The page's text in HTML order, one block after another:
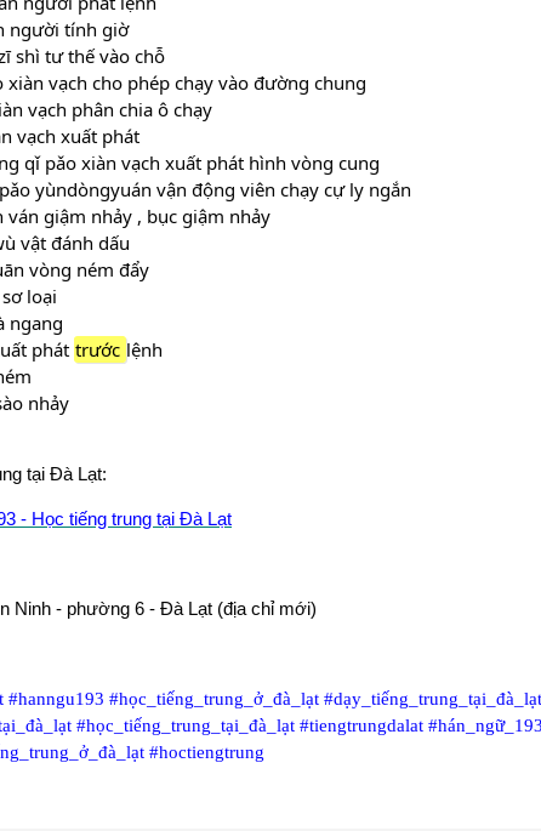
người tính giờ
shì tư thế vào chỗ
xiàn vạch cho phép chạy vào đường chung
vạch phân chia ô chạy
vạch xuất phát
qǐ pǎo xiàn vạch xuất phát hình vòng cung
yùndòngyuán vận động viên chạy cự ly ngắn
ván giậm nhảy , bục giậm nhảy
vật đánh dấu
vòng ném đẩy
loại
ngang
phát trước lệnh
nhảy
tại Đà Lạt:
- Học tiếng trung tại Đà Lạt
Ninh - phường 6 - Đà Lạt (địa chỉ mới)
#hanngu193 #học_tiếng_trung_ở_đà_lạt #dạy_tiếng_trung_tại_đà_lạt
#học_tiếng_trung_tại_đà_lạt #tiengtrungdalat
#hoctiengtrung